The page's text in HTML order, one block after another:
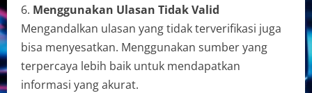
Menggunakan Ulasan Tidak Valid
Mengandalkan ulasan yang tidak terverifikasi juga
bisa menyesatkan. Menggunakan sumber yang
terpercaya lebih baik untuk mendapatkan
informasi yang akurat.